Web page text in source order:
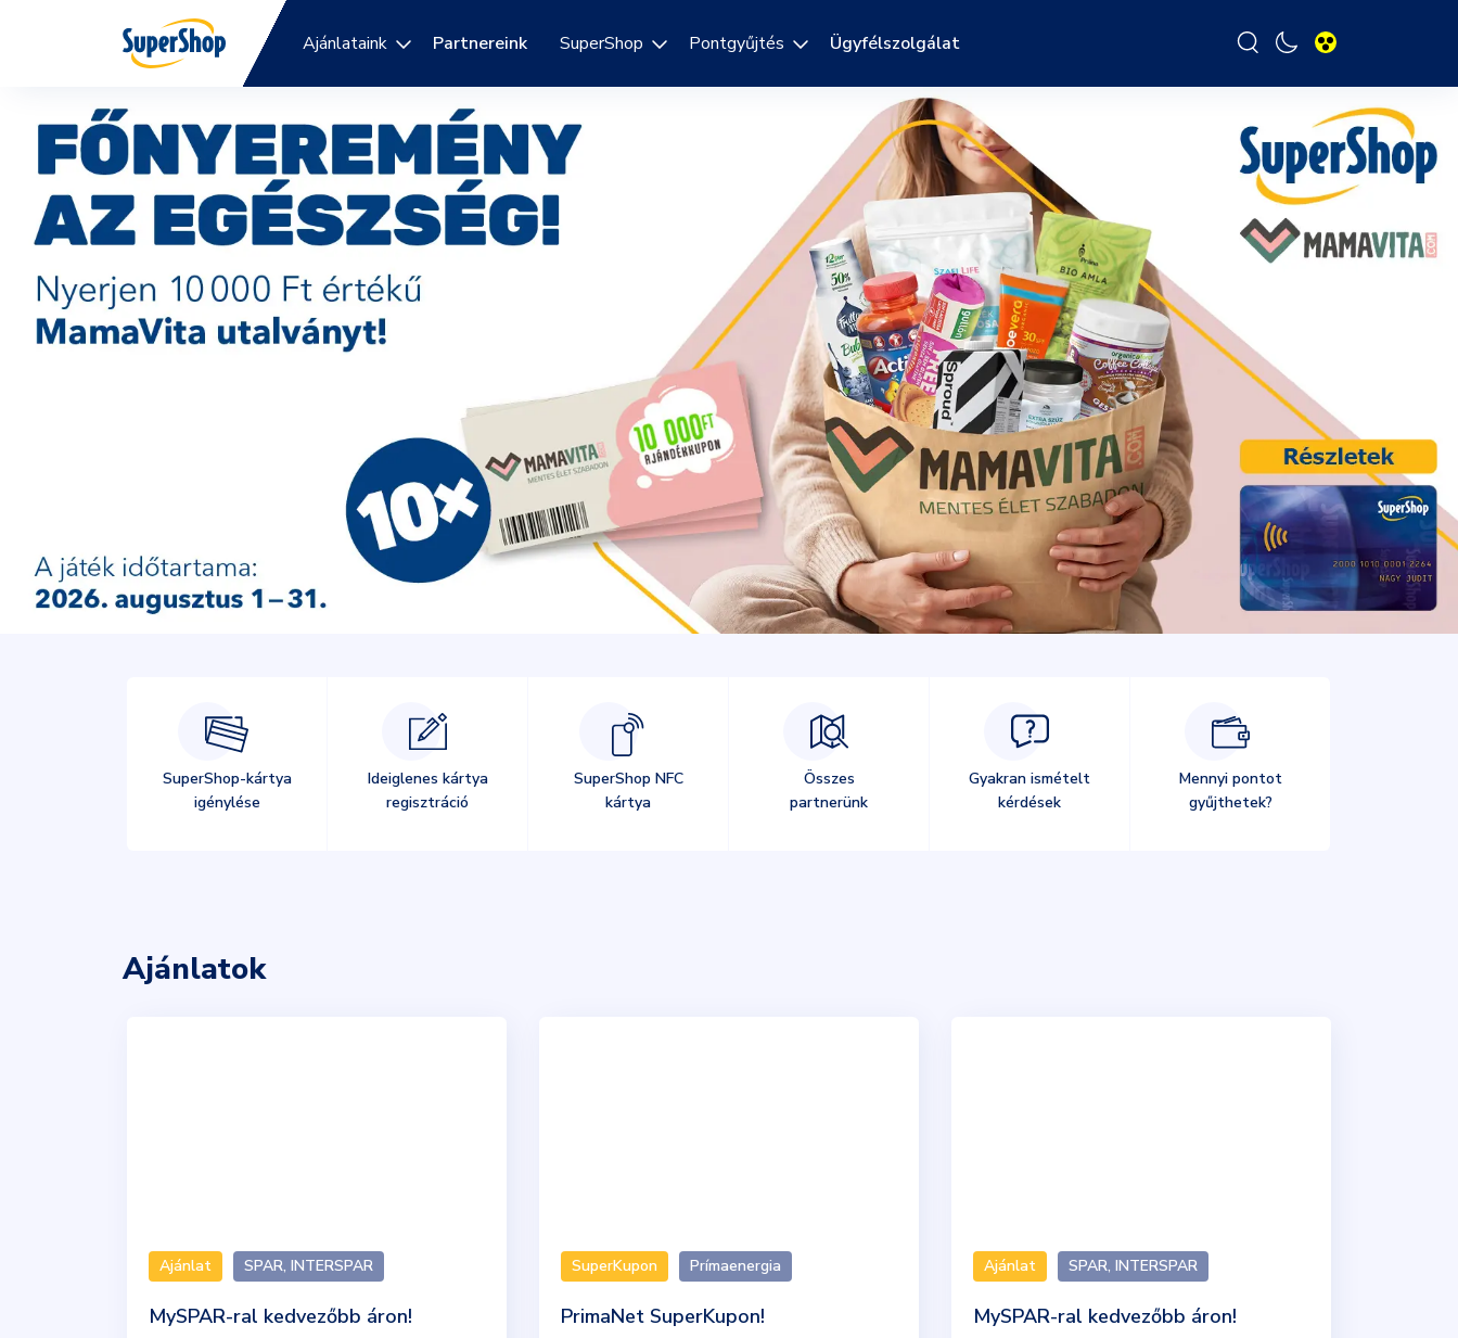
Ajánlataink Partnereink SuperShop Pontgyűjtés Ügyfélszolgálat
SuperShop-kártya
igénylése
Ideiglenes kártya
regisztráció
SuperShop NFC
kártya
Összes
partnerünk
Gyakran ismételt
kérdések
Mennyi pontot
gyűjthetek?
Ajánlatok
Ajánlat SPAR, INTERSPAR
MySPAR-ral kedvezőbb áron!
SuperKupon Prímaenergia
PrimaNet SuperKupon!
Ajánlat SPAR, INTERSPAR
MySPAR-ral kedvezőbb áron!